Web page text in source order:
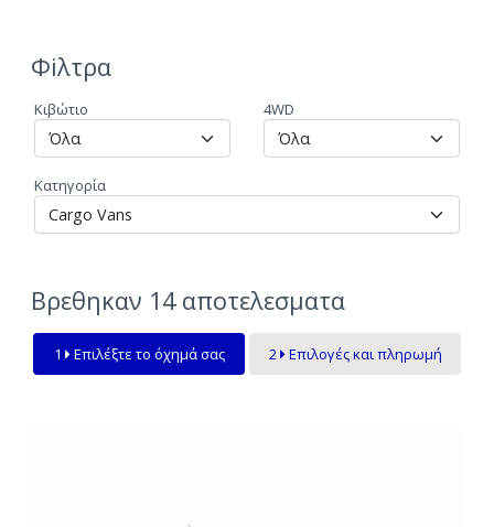
Φiλτρα
Κιβώτιο 4WD
Κατηγορία
Βρεθηκαν 14αποτελεσματα
1 Επιλέξτε το όχημά σας 2 Επιλογές και πληρωμή